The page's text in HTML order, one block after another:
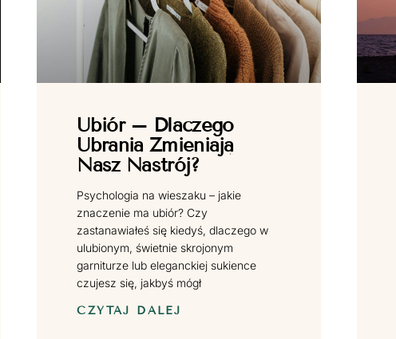
Ubiór – Dlaczego
Ubrania Zmieniają
Nasz Nastrój?
Psychologia na wieszaku – jakie
znaczenie ma ubiór? Czy
zastanawiałeś się kiedyś, dlaczego w
ulubionym, świetnie skrojonym
garniturze lub eleganckiej sukience
czujesz się, jakbyś mógł
CZYTAJ DALEJ